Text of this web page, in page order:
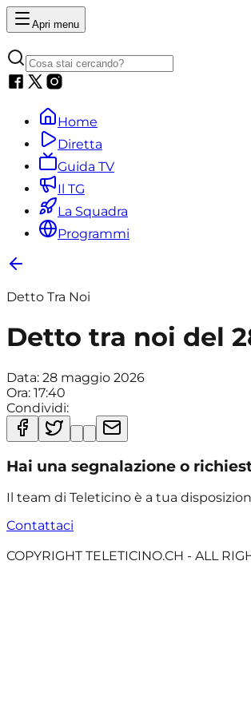
Apri menu
Home
Diretta
Guida TV
Il TG
La Squadra
Programmi
Detto Tra Noi
Detto tra noi del
Data: 28 maggio 2026
Ora: 17:40
Condividi:
Hai una segnalazione o
Il team di Teleticino è a tua
Contattaci
COPYRIGHT TELETICINO.CH - ALL